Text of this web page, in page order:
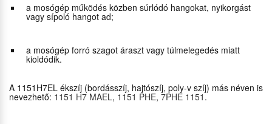
a mosógép működés közben súrlódó hangokat, nyikorgást
vagy sípoló hangot ad;
a mosógép forró szagot áraszt vagy túlmelegedés miatt
kioldódik.
A 1151H7EL ékszíj (bordásszíj, hajtószíj, poly-v szíj) más néven is
nevezhető: 1151 H7 MAEL, 1151 PHE, 7PHE 1151.